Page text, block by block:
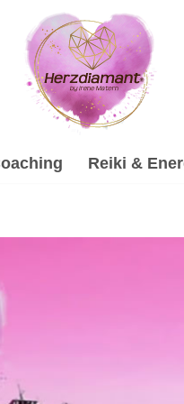
Reiki &
✓Gesprächstherapie,